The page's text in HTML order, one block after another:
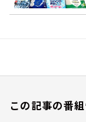
この記事の番